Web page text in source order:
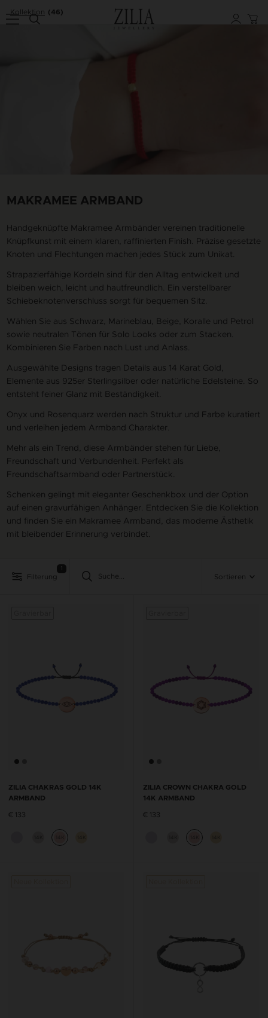
Kollektion (46)
MAKRAMEE ARMBAND
Handgeknüpfte Makramee Armbänder vereinen traditionelle
Knüpfkunst mit einem klaren, raffinierten Finish. Präzise gesetzte
Knoten und Flechtungen machen jedes Stück zum Unikat.
Strapazierfähige Kordeln sind für den Alltag entwickelt und
bleiben weich, leicht und hautfreundlich. Ein verstellbarer
Schiebeknotenverschluss sorgt für bequemen Sitz.
Wählen Sie aus Schwarz, Marineblau, Beige, Koralle und Petrol
sowie neutralen Tönen für Solo Looks oder zum Stacken.
Kombinieren Sie Farben nach Lust und Anlass.
Ausgewählte Designs tragen Details aus 14 Karat Gold,
Elemente aus 925er Sterlingsilber oder natürliche Edelsteine. So
entsteht feiner Glanz mit Beständigkeit.
Onyx und Rosenquarz werden nach Struktur und Farbe kuratiert
und verleihen jedem Armband Charakter.
Mehr als ein Trend, diese Armbänder stehen für Liebe,
Freundschaft und Verbundenheit. Perfekt als
Freundschaftsarmband oder Partnerstück.
Schenken gelingt mit eleganter Geschenkbox und der Option
auf einen gravurfähigen Anhänger. Entdecken Sie die Kollektion
und finden Sie ein Makramee Armband, das moderne Ästhetik
mit bleibender Erinnerung verbindet.
Filterung Sortieren
ZILIA CHAKRAS GOLD 14K
ARMBAND
€ 133
ZILIA CROWN CHAKRA GOLD
14K ARMBAND
€ 133